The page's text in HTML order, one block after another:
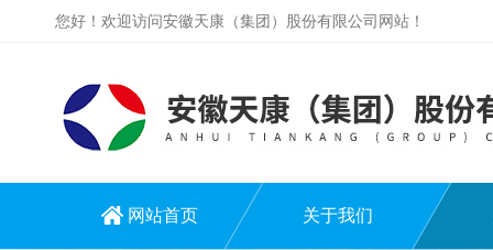
您好！欢迎访问安徽天康（集团）股份有限公司网站！
网站首页 关于我们